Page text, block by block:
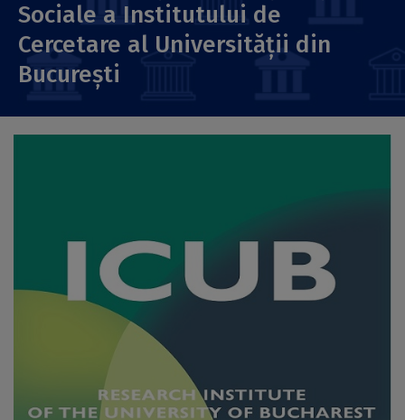
Sociale a Institutului de
Cercetare al Universității din
București